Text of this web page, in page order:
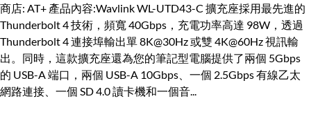
商店: AT+ 產品內容:Wavlink WL-UTD43-C 擴充座採用最先進的
Thunderbolt 4 技術，頻寬 40Gbps，充電功率高達 98W，透過
Thunderbolt 4 連接埠輸出單 8K@30Hz 或雙 4K@60Hz 視訊輸
出。同時，這款擴充座還為您的筆記型電腦提供了兩個 5Gbps
的 USB-A 端口，兩個 USB-A 10Gbps、一個 2.5Gbps 有線乙太
網路連接、一個 SD 4.0 讀卡機和一個音...